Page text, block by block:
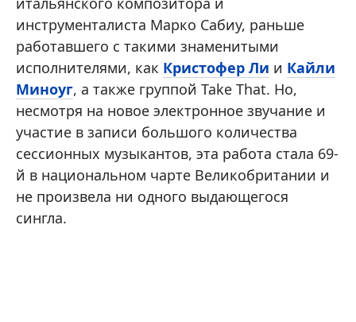
инструменталиста Марко Сабиу, раньше
работавшего с такими знаменитыми
исполнителями, как Кристофер Ли и Кайли
Миноуг, а также группой Take That. Но,
несмотря на новое электронное звучание и
участие в записи большого количества
сессионных музыкантов, эта работа стала 69-
й в национальном чарте Великобритании и
не произвела ни одного выдающегося
сингла.